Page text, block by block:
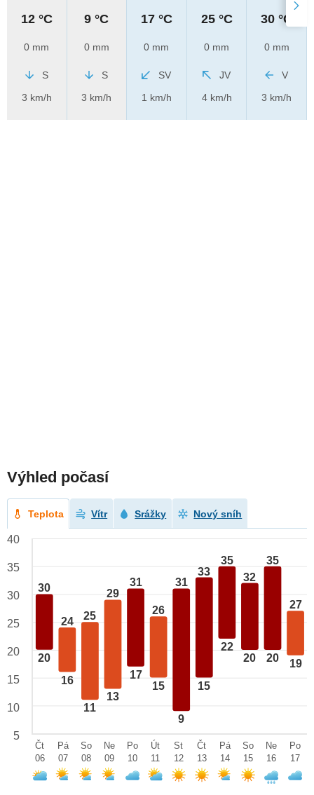
12 °C
0 mm
S
3 km/h
9 °C
0 mm
S
3 km/h
17 °C
0 mm
SV
1 km/h
25 °C
0 mm
JV
4 km/h
30 °C
0 mm
V
3 km/h
Výhled počasí
Teplota Vítr Srážky Nový sníh
30
20
24
16
25
11
29
13
31
17
26
15
31
9
33
15
35
22
32
20
35
20
27
19
40
35
30
25
20
15
10
5
Čt
06
Pá
07
So
08
Ne
09
Po
10
Út
11
St
12
Čt
13
Pá
14
So
15
Ne
16
Po
17